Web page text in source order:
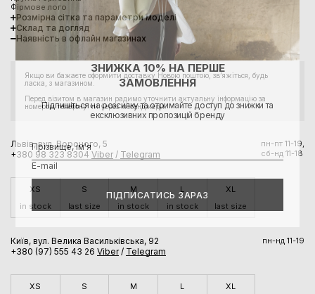
Фірмове лого
Розмірна сітка та параметри моделі
Склад та догляд
Наявність в офлайн магазинах
Якщо ви бажаєте оформити доставку Новою поштою, звʼяжіться, будь
ласка, з магазином.
Перед візитом в магазин радимо уточнити актуальну інформацію за
номером телефону чи через месенджери.
Львів, вул. Вороного, 5
+380 98 323 8304 Viber / Telegram
пн-пт 11-19,
сб-нд 11-18
XS
in stock
S
last size
M
in stock
L
in stock
XL
last size
Київ, вул. Велика Васильківська, 92
+380 (97) 555 43 26 Viber / Telegram
пн-нд 11-19
XS
S
M
L
XL
ЗНИЖКА 10% НА ПЕРШЕ
ЗАМОВЛЕННЯ
Підпишіться на розсилку та отримайте доступ до знижки та
ексклюзивних пропозицій бренду
ПІДПИСАТИСЬ ЗАРАЗ